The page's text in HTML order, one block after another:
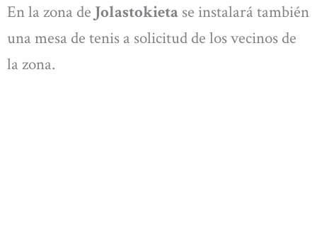
En la zona de Jolastokieta se instalará también
una mesa de tenis a solicitud de los vecinos de
la zona.